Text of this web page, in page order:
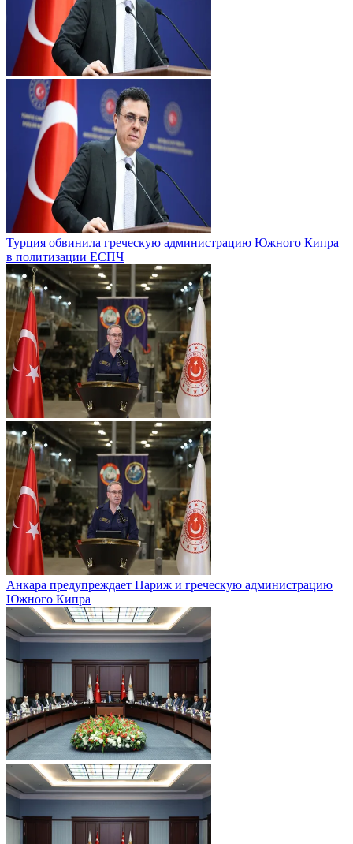
Турция обвинила греческую администрацию Южного Кипра
в политизации ЕСПЧ
Анкара предупреждает Париж и греческую администрацию
Южного Кипра